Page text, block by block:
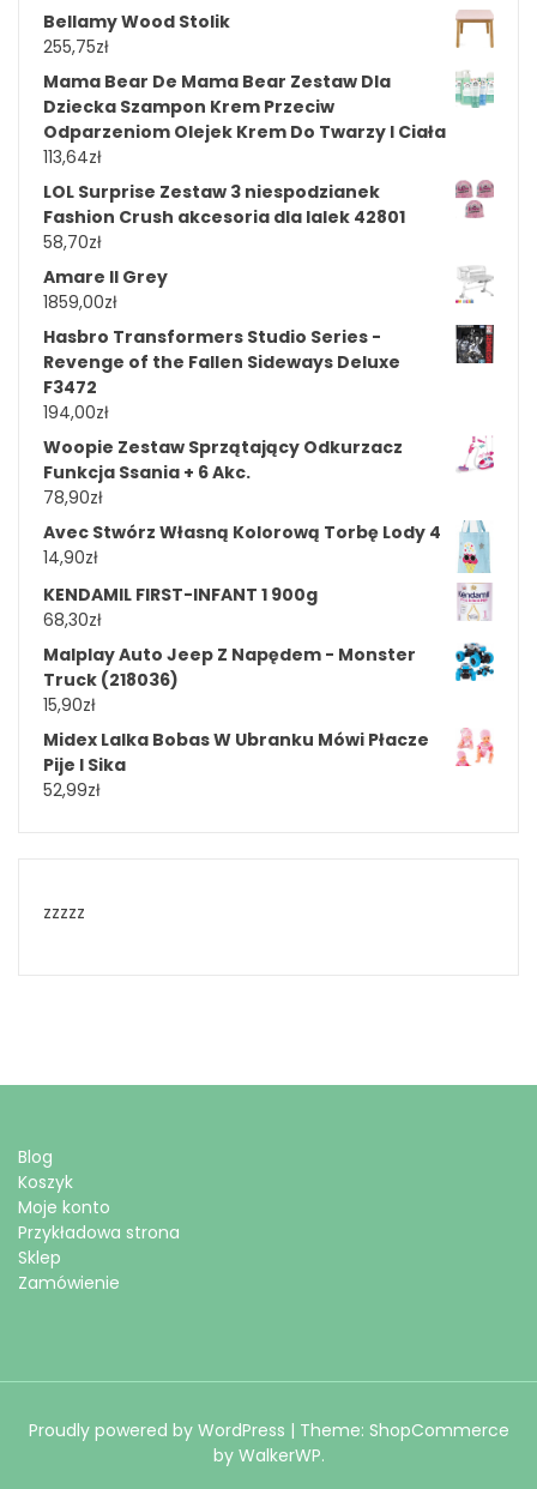
Bellamy Wood Stolik
255,75zł
Mama Bear De Mama Bear Zestaw Dla
Dziecka Szampon Krem ​​Przeciw
Odparzeniom Olejek Krem ​​Do Twarzy I Ciała
113,64zł
LOL Surprise Zestaw 3 niespodzianek
Fashion Crush akcesoria dla lalek 42801
58,70zł
Amare II Grey
1859,00zł
Hasbro Transformers Studio Series -
Revenge of the Fallen Sideways Deluxe
F3472
194,00zł
Woopie Zestaw Sprzątający Odkurzacz
Funkcja Ssania + 6 Akc.
78,90zł
Avec Stwórz Własną Kolorową Torbę Lody 4
14,90zł
KENDAMIL FIRST-INFANT 1 900g
68,30zł
Malplay Auto Jeep Z Napędem - Monster
Truck (218036)
15,90zł
Midex Lalka Bobas W Ubranku Mówi Płacze
Pije I Sika
52,99zł
zzzzz
Blog
Koszyk
Moje konto
Przykładowa strona
Sklep
Zamówienie
Proudly powered by WordPress | Theme: ShopCommerce
by WalkerWP.